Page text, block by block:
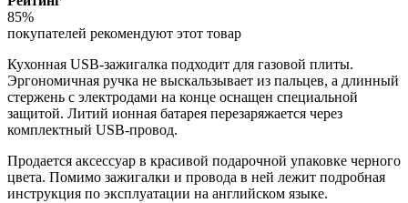
85%
покупателей рекомендуют этот товар
Кухонная USB-зажигалка подходит для газовой плиты.
Эргономичная ручка не выскальзывает из пальцев, а длинный
стержень с электродами на конце оснащен специальной
защитой. Литий ионная батарея перезаряжается через
комплектный USB-провод.
Продается аксессуар в красивой подарочной упаковке черного
цвета. Помимо зажигалки и провода в ней лежит подробная
инструкция по эксплуатации на английском языке.